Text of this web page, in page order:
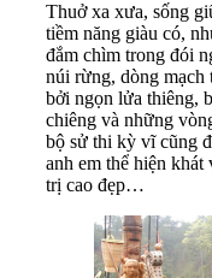
Thuở xa xưa, sống
tiềm năng giàu có,
đắm chìm trong đói
núi rừng, dòng mạch
bởi ngọn lửa thiêng,
chiêng và những
bộ sử thi kỳ vĩ cũng
anh em thể hiện
trị cao đẹp…